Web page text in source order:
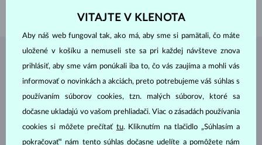
ŠPERKY ZATELIÉRU KLENOTA
VITAJTE V KLENOTA
Aby náš web fungoval tak, ako má, aby sme si pamätali, čo máte
uložené v košíku a nemuseli ste sa pri každej návšteve znova
prihlásiť, aby sme vám ponúkali iba to, čo vás zaujíma a mohli vás
informovať o novinkách a akciách, preto potrebujeme váš súhlas s
používaním súborov cookies, tzn. malých súborov, ktoré sa
dočasne ukladajú vo vašom prehliadači. Viac o zásadách používania
cookies si môžete prečítať tu. Kliknutím na tlačidlo „Súhlasím a
pokračovať“ nám tento súhlas dočasne udelíte a pomôžete nám